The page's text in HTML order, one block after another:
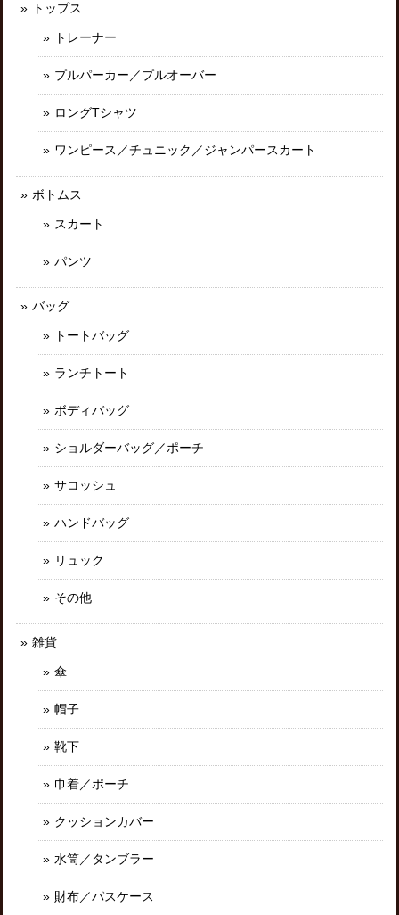
トップス
トレーナー
プルパーカー／プルオーバー
ロングTシャツ
ワンピース／チュニック／ジャンパースカート
ボトムス
スカート
パンツ
バッグ
トートバッグ
ランチトート
ボディバッグ
ショルダーバッグ／ポーチ
サコッシュ
ハンドバッグ
リュック
その他
雑貨
傘
帽子
靴下
巾着／ポーチ
クッションカバー
水筒／タンブラー
財布／パスケース